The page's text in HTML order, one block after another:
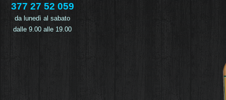
377 27 52 059
da lunedì al sabato
dalle 9.00 alle 19.00